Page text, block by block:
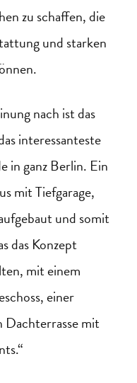
zu schaffen, die
und starken
nach ist das
interessanteste
in ganz Berlin. Ein
mit Tiefgarage,
und somit
das Konzept
mit einem
einer
mit